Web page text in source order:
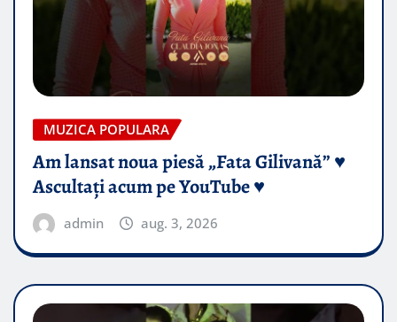
MUZICA POPULARA
Am lansat noua piesă „Fata Gilivană” ♥️
Ascultați acum pe YouTube ♥️
admin aug. 3, 2026